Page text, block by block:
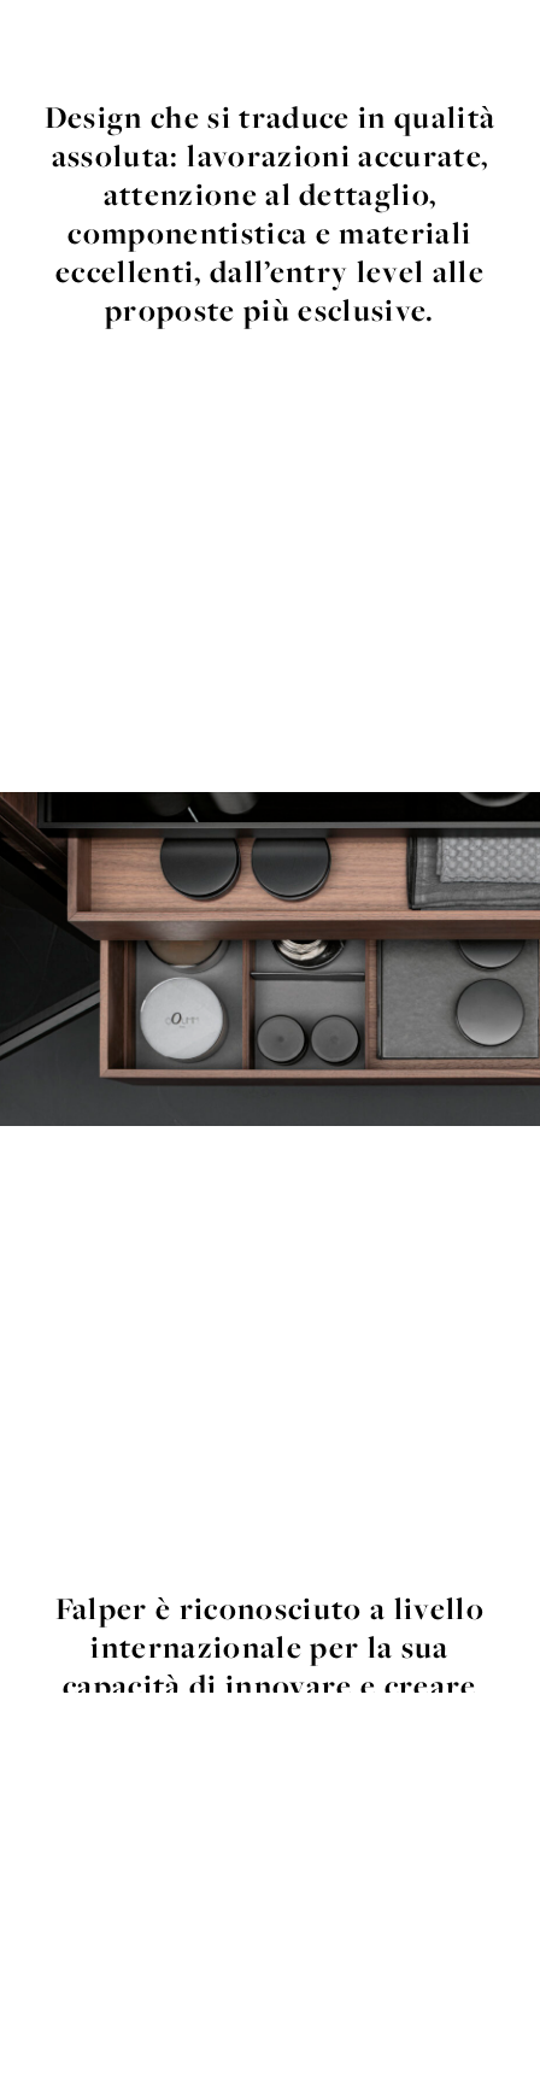
Design che si traduce in qualità
assoluta:lavorazioni accurate,
attenzione al dettaglio,
componentistica e materiali
eccellenti, dall’entry level alle
proposte più esclusive.
Falper è riconosciuto a livello
internazionaleper la sua
capacità di innovare e creare